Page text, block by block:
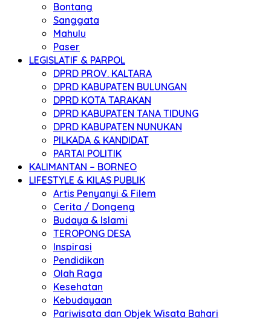
Bontang
Sanggata
Mahulu
Paser
LEGISLATIF & PARPOL
DPRD PROV. KALTARA
DPRD KABUPATEN BULUNGAN
DPRD KOTA TARAKAN
DPRD KABUPATEN TANA TIDUNG
DPRD KABUPATEN NUNUKAN
PILKADA & KANDIDAT
PARTAI POLITIK
KALIMANTAN – BORNEO
LIFESTYLE & KILAS PUBLIK
Artis Penyanyi & Filem
Cerita / Dongeng
Budaya & Islami
TEROPONG DESA
Inspirasi
Pendidikan
Olah Raga
Kesehatan
Kebudayaan
Pariwisata dan Objek Wisata Bahari